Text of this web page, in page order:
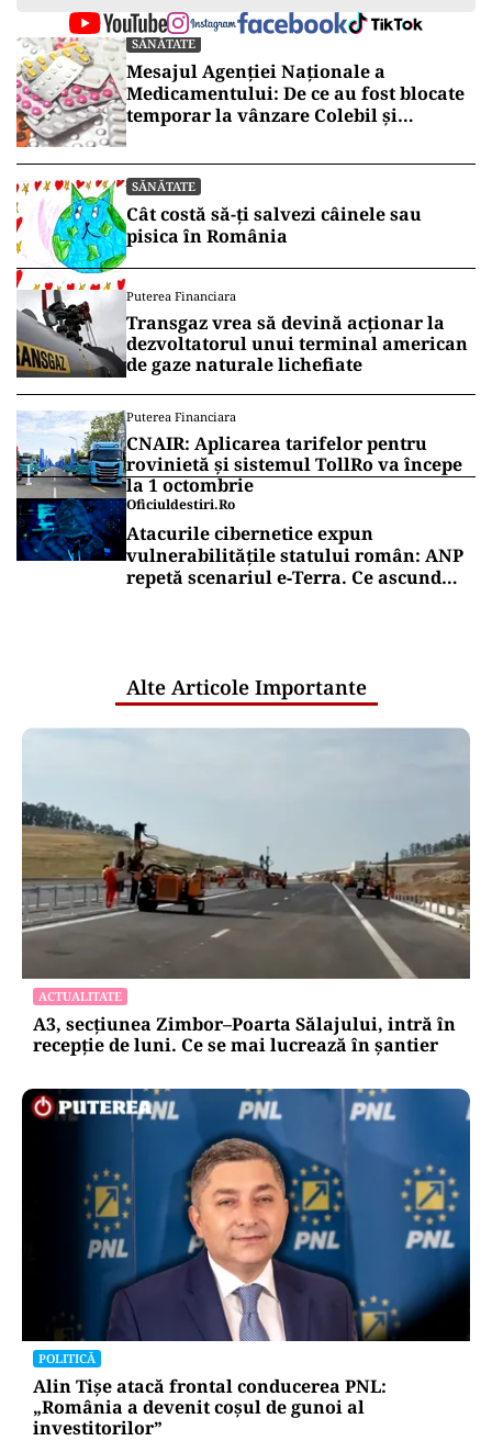
SĂNĂTATE
Mesajul Agenției Naționale a
Medicamentului: De ce au fost blocate
temporar la vânzare Colebil și
SĂNĂTATE
Cât costă să-ți salvezi câinele sau
pisica în România
Puterea Financiara
Transgaz vrea să devină acționar la
dezvoltatorul unui terminal american
de gaze naturale lichefiate
Puterea Financiara
CNAIR: Aplicarea tarifelor pentru
rovinietă și sistemul TollRo va începe
la 1 octombrie
Oficiuldestiri.ro
Atacurile cibernetice expun
vulnerabilitățile statului român: ANP
repetă scenariul e‑Terra. Ce ascund
Alte Articole Importante
ACTUALITATE
A3, secțiunea Zimbor–Poarta Sălajului, intră în
recepție de luni. Ce se mai lucrează în șantier
POLITICĂ
Alin Tișe atacă frontal conducerea PNL:
„România a devenit coșul de gunoi al
investitorilor”